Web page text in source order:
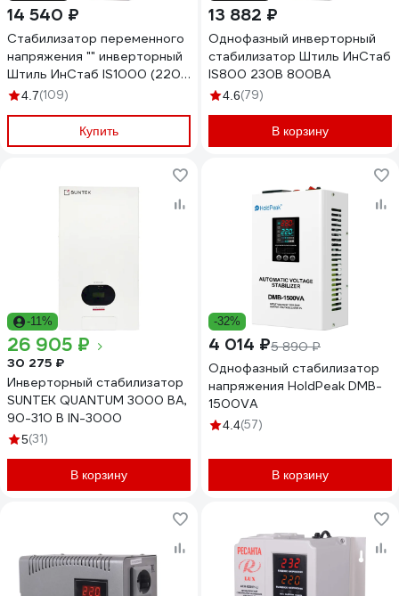
14 540 ₽
Стабилизатор переменного
напряжения "" инверторный
Штиль ИнСтаб IS1000 (220-
230В)
4.7(109)
Купить
13 882 ₽
Однофазный инверторный
стабилизатор Штиль ИнСтаб
IS800 230В 800ВА
4.6(79)
В корзину
-11%
26 905 ₽
30 275 ₽
Инверторный стабилизатор
SUNTEK QUANTUM 3000 ВА,
90-310 В IN-3000
5(31)
В корзину
-32%
4 014 ₽5 890 ₽
Однофазный стабилизатор
напряжения HoldPeak DMB-
1500VA
4.4(57)
В корзину